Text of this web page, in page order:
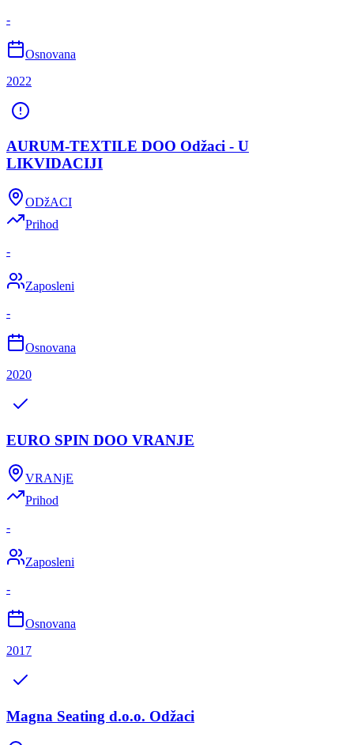
-
Osnovana
2022
AURUM-TEXTILE DOO Odžaci - U
LIKVIDACIJI
ODžACI
Prihod
-
Zaposleni
-
Osnovana
2020
EURO SPIN DOO VRANJE
VRANjE
Prihod
-
Zaposleni
-
Osnovana
2017
Magna Seating d.o.o. Odžaci